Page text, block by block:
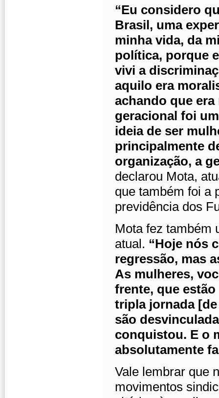
“Eu considero
Brasil, uma
minha vida, da
política, porque
vivi a
aquilo era
achando que
geracional foi
ideia de ser
principalmente
organização, a
declarou Mota,
que também foi a
previdência dos
Mota fez também
atual. “Hoje nós
regressão, mas
As mulheres,
frente, que
tripla jornada
são
conquistou. E o
absolutamente
Vale lembrar que
movimentos